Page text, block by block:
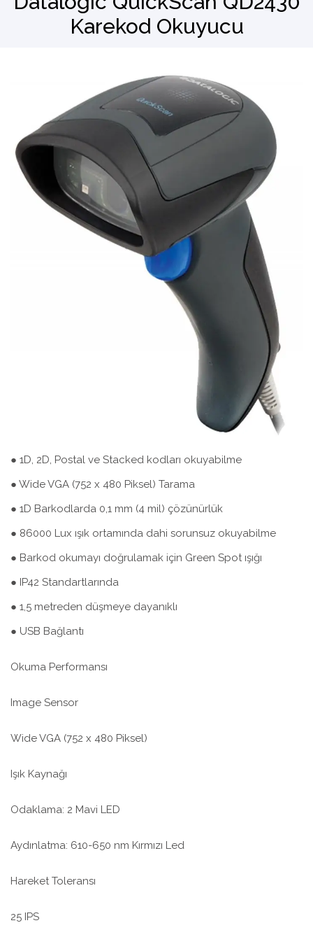
Barkod OkuyucuKarekod Okuyucu
● 1D, 2D, Postal ve Stacked kodları okuyabilme
● Wide VGA (752 x 480 Piksel) Tarama
● 1D Barkodlarda 0,1 mm (4 mil) çözünürlük
● 86000 Lux ışık ortamında dahi sorunsuz okuyabilme
● Barkod okumayı doğrulamak için Green Spot ışığı
● IP42 Standartlarında
● 1,5 metreden düşmeye dayanıklı
● USB Bağlantı
Okuma Performansı
Image Sensor
Wide VGA (752 x 480 Piksel)
Işık Kaynağı
Odaklama: 2 Mavi LED
Aydınlatma: 610-650 nm Kırmızı Led
Hareket Toleransı
25 IPS